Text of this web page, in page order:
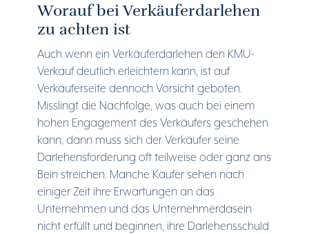
Worauf bei Verkäuferdarlehen
zu achten ist
Auch wenn ein Verkäuferdarlehen den KMU-
Verkauf deutlich erleichtern kann, ist auf
Verkäuferseite dennoch Vorsicht geboten.
Misslingt die Nachfolge, was auch bei einem
hohen Engagement des Verkäufers geschehen
kann, dann muss sich der Verkäufer seine
Darlehensforderung oft teilweise oder ganz ans
Bein streichen. Manche Käufer sehen nach
einiger Zeit ihre Erwartungen an das
Unternehmen und das Unternehmerdasein
nicht erfüllt und beginnen, ihre Darlehensschuld